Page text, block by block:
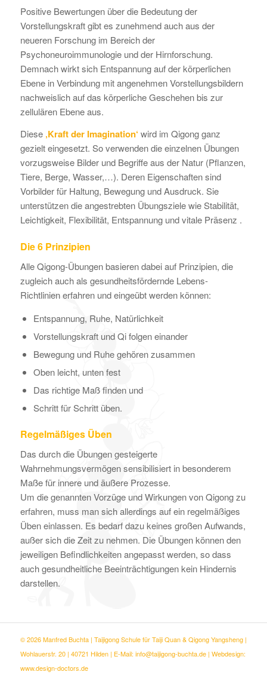
Positive Bewertungen über die Bedeutung der
Vorstellungskraft gibt es zunehmend auch aus der
neueren Forschung im Bereich der
Psychoneuroimmunologie und der Hirnforschung.
Demnach wirkt sich Entspannung auf der körperlichen
Ebene in Verbindung mit angenehmen Vorstellungsbildern
nachweislich auf das körperliche Geschehen bis zur
zellulären Ebene aus.
Diese ‚Kraft der Imagination‘ wird im Qigong ganz
gezielt eingesetzt. So verwenden die einzelnen Übungen
vorzugsweise Bilder und Begriffe aus der Natur (Pflanzen,
Tiere, Berge, Wasser,…). Deren Eigenschaften sind
Vorbilder für Haltung, Bewegung und Ausdruck. Sie
unterstützen die angestrebten Übungsziele wie Stabilität,
Leichtigkeit, Flexibilität, Entspannung und vitale Präsenz .
Die 6 Prinzipien
Alle Qigong-Übungen basieren dabei auf Prinzipien, die
zugleich auch als gesundheitsfördernde Lebens-
Richtlinien erfahren und eingeübt werden können:
Entspannung, Ruhe, Natürlichkeit
Vorstellungskraft und Qi folgen einander
Bewegung und Ruhe gehören zusammen
Oben leicht, unten fest
Das richtige Maß finden und
Schritt für Schritt üben.
Regelmäßiges Üben
Das durch die Übungen gesteigerte
Wahrnehmungsvermögen sensibilisiert in besonderem
Maße für innere und äußere Prozesse.
Um die genannten Vorzüge und Wirkungen von Qigong zu
erfahren, muss man sich allerdings auf ein regelmäßiges
Üben einlassen. Es bedarf dazu keines großen Aufwands,
außer sich die Zeit zu nehmen. Die Übungen können den
jeweiligen Befindlichkeiten angepasst werden, so dass
auch gesundheitliche Beeinträchtigungen kein Hindernis
darstellen.
© 2026 Manfred Buchta | Taijigong Schule für Taiji Quan & Qigong Yangsheng |
Wohlauerstr. 20 | 40721 Hilden | E-Mail: info@taijigong-buchta.de| Webdesign:
www.design-doctors.de